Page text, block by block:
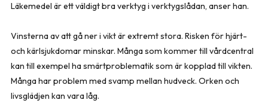
Läkemedel är ett väldigt bra verktyg i verktygslådan, anser han.
Vinsterna av att gå ner i vikt är extremt stora. Risken för hjärt-
och kärlsjukdomar minskar. Många som kommer till vårdcentral
kan till exempel ha smärtproblematik som är kopplad till vikten.
Många har problem med svamp mellan hudveck. Orken och
livsglädjen kan vara låg.